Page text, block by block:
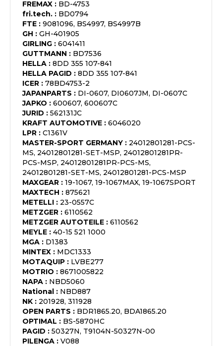
FREMAX : BD-4753
fri.tech. : BD0794
FTE : 9081096, BS4997, BS4997B
GH : GH-401905
GIRLING : 6041411
GUTTMANN : BD7536
HELLA : 8DD 355 107-841
HELLA PAGID : 8DD 355 107-841
ICER : 78BD4753-2
JAPANPARTS : DI-0607, DI0607JM, DI-0607C
JAPKO : 600607, 600607C
JURID : 562131JC
KRAFT AUTOMOTIVE : 6046020
LPR : C1361V
MASTER-SPORT GERMANY : 24012801281-PCS-
MS, 24012801281-SET-MSP, 24012801281PR-
PCS-MSP, 24012801281PR-PCS-MS,
24012801281-SET-MS, 24012801281-PCS-MSP
MAXGEAR : 19-1067, 19-1067MAX, 19-1067SPORT
MAXTECH : 875621
METELLI : 23-0557C
METZGER : 6110562
METZGER AUTOTEILE : 6110562
MEYLE : 40-15 521 1000
MGA : D1383
MINTEX : MDC1333
MOTAQUIP : LVBE277
MOTRIO : 8671005822
NAPA : NBD5060
National : NBD887
NK : 201928, 311928
OPEN PARTS : BDR1865.20, BDA1865.20
OPTIMAL : BS-5870HC
PAGID : 50327N, T9104N-50327N-00
PILENGA : V088